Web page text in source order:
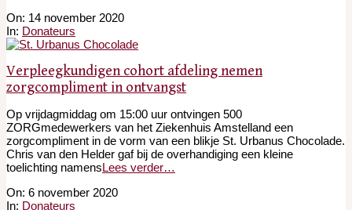
2020-
11-
14
On: 14 november 2020
In: Donateurs
Verpleegkundigen cohort afdeling nemen
zorgcompliment in ontvangst
Op vrijdagmiddag om 15:00 uur ontvingen 500
ZORGmedewerkers van het Ziekenhuis Amstelland een
zorgcompliment in de vorm van een blikje St. Urbanus Chocolade.
Chris van den Helder gaf bij de overhandiging een kleine
toelichting namensLees verder…
2020-
11-
On: 6 november 2020
In: Donateurs